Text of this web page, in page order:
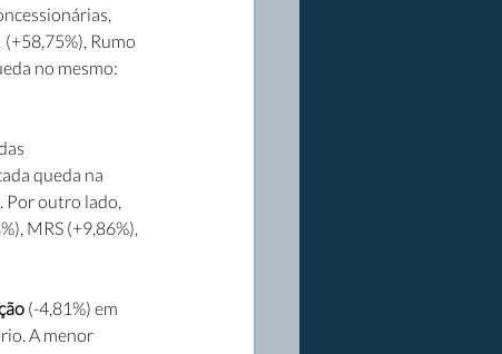
Rumo
no mesmo:
queda na
Por outro lado,
MRS (+9,86%),
(-4,81%) em
A menor